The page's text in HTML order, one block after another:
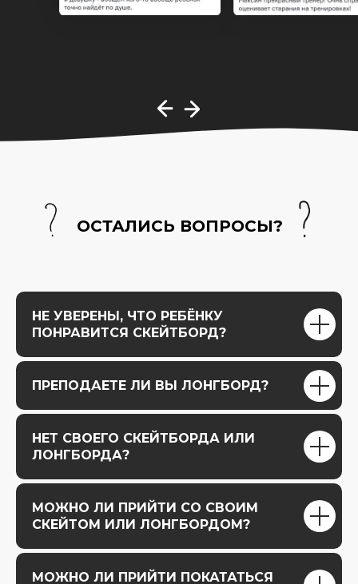
ОСТАЛИСЬ ВОПРОСЫ?
НЕ УВЕРЕНЫ, ЧТО РЕБЁНКУ
ПОНРАВИТСЯ СКЕЙТБОРД?
ПРЕПОДАЕТЕ ЛИ ВЫ ЛОНГБОРД?
НЕТ СВОЕГО СКЕЙТБОРДА ИЛИ
ЛОНГБОРДА?
МОЖНО ЛИ ПРИЙТИ СО СВОИМ
СКЕЙТОМ ИЛИ ЛОНГБОРДОМ?
МОЖНО ЛИ ПРИЙТИ ПОКАТАТЬСЯ